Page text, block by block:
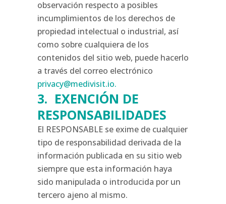
observación respecto a posibles
incumplimientos de los derechos de
propiedad intelectual o industrial, así
como sobre cualquiera de los
contenidos del sitio web, puede hacerlo
a través del correo electrónico
privacy@medivisit.io.
3. EXENCIÓN DE
RESPONSABILIDADES
El RESPONSABLE se exime de cualquier
tipo de responsabilidad derivada de la
información publicada en su sitio web
siempre que esta información haya
sido manipulada o introducida por un
tercero ajeno al mismo.